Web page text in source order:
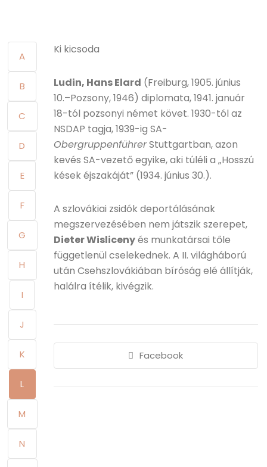
A
B
C
D
E
F
G
H
I
J
K
L
M
N
Ki kicsoda
Ludin, Hans Elard (Freiburg, 1905. június
10.–Pozsony, 1946) diplomata, 1941. január
18-tól pozsonyi német követ. 1930-tól az
NSDAP tagja, 1939-ig SA-
ObergruppenführerStuttgartban, azon
kevés SA-vezető egyike, aki túléli a „Hosszú
kések éjszakáját” (1934. június 30.).
A szlovákiai zsidók deportálásának
megszervezésében nem játszik szerepet,
Dieter Wislicenyés munkatársai tőle
függetlenül cselekednek. A II. világháború
után Csehszlovákiában bíróság elé állítják,
halálra ítélik, kivégzik.
Facebook